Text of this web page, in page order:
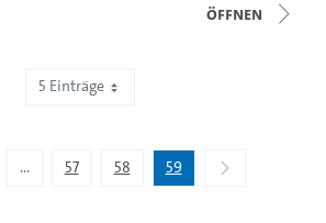
Öffnen
5 Einträge
...
Zwischenseiten Navigieren mit TAB-Taste.
57 58 59